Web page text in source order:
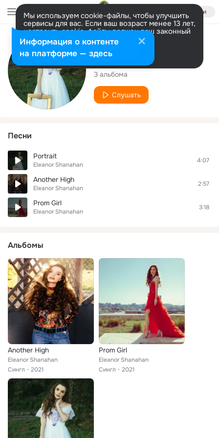
Войти
Мы используем cookie-файлы, чтобы улучшить
сервисы для вас. Если ваш возраст менее 13 лет,
настроить cookie-файлы должен ваш законный
представитель. Больше информации
Разрешить все Настроить
Исполнитель
Eleanor Shanahan
3 альбома
Слушать
Песни
Portrait
Eleanor Shanahan
4:07
Another High
Eleanor Shanahan
2:57
Prom Girl
Eleanor Shanahan
3:18
Альбомы
Another High
Eleanor Shanahan
Сингл
2021
Prom Girl
Eleanor Shanahan
Сингл
2021
Информация о контенте
на платформе — здесь